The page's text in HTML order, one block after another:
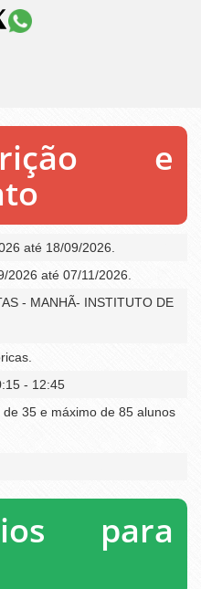
e
até 18/09/2026.
2026 até 07/11/2026.
- MANHÃ- INSTITUTO DE
- 12:45
de 35 e máximo de 85 alunos
para